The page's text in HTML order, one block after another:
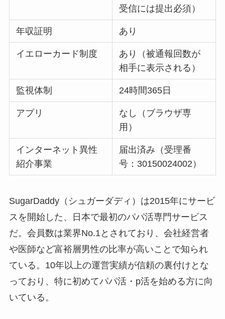
受信には提出必須）
年収証明 あり
イエローカード制度
あり（被通報回数が
相手に表示される）
監視体制 24時間365日
アプリ
なし（ブラウザ専
用）
インターネット異性
紹介事業
届出済み（受理番
号：30150024002）
SugarDaddy（シュガーダディ）は2015年にサービ
スを開始した、日本で最初のパパ活専門サービス
だ。会員数は業界No.1とされており、会社経営者
や医師など富裕層男性の比率が高いことで知られ
ている。10年以上の運営実績が信頼の裏付けとな
っており、特に初めてパパ活・p活を始める方に向
いている。